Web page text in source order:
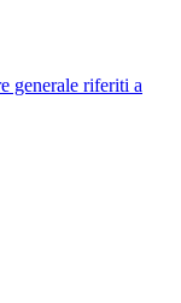
generale riferiti a